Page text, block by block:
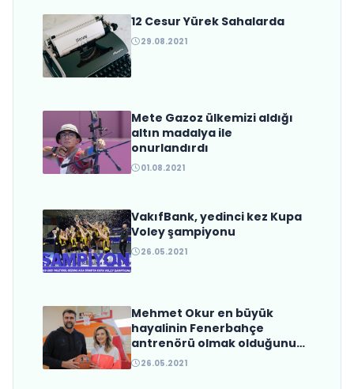
Trabzonspor’dan Beklenen
Hamle Geldi
12 Cesur Yürek Sahalarda
29.08.2021
Mete Gazoz ülkemizi aldığı
altın madalya ile
onurlandırdı
01.08.2021
VakıfBank, yedinci kez Kupa
Voley şampiyonu
26.05.2021
Mehmet Okur en büyük
hayalinin Fenerbahçe
antrenörü olmak olduğunu
açıkladı
26.05.2021